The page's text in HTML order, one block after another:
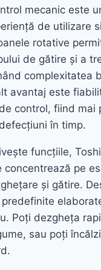
mecanic este
de utilizare
rotative
de gătire și a
complexitatea
avantaj este
control, fiind mai
în timp.
funcțiile,
concentrează pe
și gătire.
Poți dezgheța
sau poți